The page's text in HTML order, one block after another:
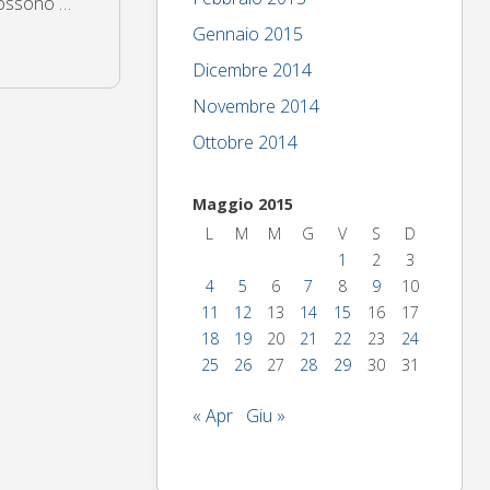
Gennaio 2015
Dicembre 2014
Novembre 2014
Ottobre 2014
Maggio 2015
L
M M G V S
D
1
2
3
4
5 6 7 8 9
10
11
12 13 14 15 16
17
18
19 20 21 22 23
24
25
26 27 28 29 30 31
« Apr Giu »